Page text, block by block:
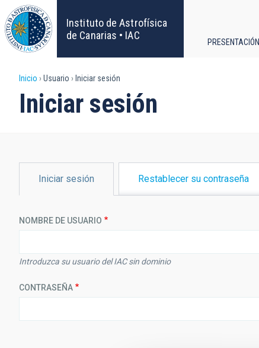
Pasar
al
contenido
principal
Instituto de Astrofísica
de Canarias • IAC
PRESENTACIÓN
Sobrescribir
enlaces
ayuda
a
la
Inicio Usuario Iniciar sesión
Iniciar sesión
PRINCIPALES
Iniciar sesión Restablecer su contraseña
NOMBRE DE USUARIO
Introduzca su usuario del IAC sin dominio
CONTRASEÑA